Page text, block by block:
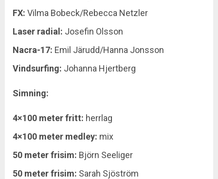
FX: Vilma Bobeck/Rebecca Netzler
Laser radial: Josefin Olsson
Nacra-17: Emil Järudd/Hanna Jonsson
Vindsurfing: Johanna Hjertberg
Simning:
4×100 meter fritt: herrlag
4×100 meter medley: mix
50 meter frisim: Björn Seeliger
50 meter frisim: Sarah Sjöström